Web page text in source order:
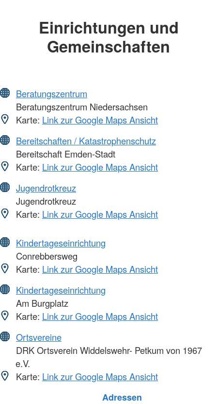
Einrichtungen und
Gemeinschaften
Beratungszentrum
Beratungszentrum Niedersachsen
Karte: Link zur Google Maps Ansicht
Bereitschaften / Katastrophenschutz
Bereitschaft Emden-Stadt
Karte: Link zur Google Maps Ansicht
Jugendrotkreuz
Jugendrotkreuz
Karte: Link zur Google Maps Ansicht
Kindertageseinrichtung
Conrebbersweg
Karte: Link zur Google Maps Ansicht
Kindertageseinrichtung
Am Burgplatz
Karte: Link zur Google Maps Ansicht
Ortsvereine
DRK Ortsverein Widdelswehr- Petkum von 1967
e.V.
Karte: Link zur Google Maps Ansicht
Adressen